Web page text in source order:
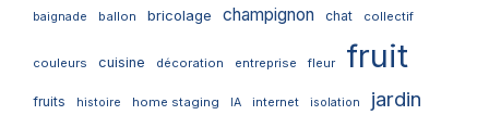
baignade ballon bricolage champignon chat collectif
couleurs cuisine décoration entreprise fleur fruit
fruits histoire home staging IA internet isolation jardin